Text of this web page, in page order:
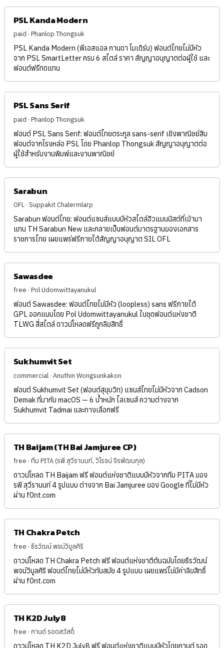
PSL Kanda Modern
paid · Phanlop Thongsuk
PSL Kanda Modern (พีเอสแอล กานดา โมเดิร์น) ฟอนต์ไทยไม่มีหัว
จาก PSL SmartLetter ครบ 6 สไตล์ ราคา สัญญาอนุญาตต่อผู้ใช้ และ
ฟอนต์ฟรีทดแทน
PSL Sans Serif
paid · Phanlop Thongsuk
ฟอนต์ PSL Sans Serif: ฟอนต์ไทยตระกูล sans-serif เชิงพาณิชย์สิบ
ฟอนต์จากโรงหล่อ PSL โดย Phanlop Thongsuk สัญญาอนุญาตต่อ
ผู้ใช้สำหรับงานพิมพ์และงานพาณิชย์
Sarabun
OFL · Suppakit Chalermlarp
Sarabun ฟอนต์ไทย: ฟอนต์แซนส์แบบมีหัวสไตล์ฮิวแมนนิสต์ที่เข้ามา
แทน TH Sarabun New และกลายเป็นฟอนต์มาตรฐานของเอกสาร
ราชการไทย เผยแพร่ฟรีภายใต้สัญญาอนุญาต SIL OFL
Sawasdee
free · Pol Udomwittayanukul
ฟอนต์ Sawasdee: ฟอนต์ไทยไม่มีหัว (loopless) sans ฟรีภายใต้
GPL ออกแบบโดย Pol Udomwittayanukul ในชุดฟอนต์แห่งชาติ
TLWG สี่สไตล์ ดาวน์โหลดฟรีถูกลิขสิทธิ์
Sukhumvit Set
commercial · Anuthin Wongsunkakon
ฟอนต์ Sukhumvit Set (ฟอนต์สุขุมวิท) แซนส์ไทยไม่มีหัวจาก Cadson
Demak ที่มากับ macOS — 6 น้ำหนัก ไลเซนส์ ความต่างจาก
Sukhumvit Tadmai และทางเลือกฟรี
TH Baijam (TH Bai Jamjuree CP)
free · ทีม PITA (รพี สุวีรานนท์, วิโรจน์ จิรพัฒนกุล)
ดาวน์โหลด TH Baijam ฟรี ฟอนต์แห่งชาติแบบมีหัวจากทีม PITA ของ
รพี สุวีรานนท์ 4 รูปแบบ ต่างจาก Bai Jamjuree ของ Google ที่ไม่มีหัว
ผ่าน f0nt.com
TH Chakra Petch
free · ธีรวัฒน์ พจน์วิบูลศิริ
ดาวน์โหลด TH Chakra Petch ฟรี ฟอนต์แห่งชาติต้นฉบับโดยธีรวัฒน์
พจน์วิบูลศิริ ฟอนต์ไทยไม่มีหัวทันสมัย 4 รูปแบบ เผยแพร่ไม่มีค่าลิขสิทธิ์
ผ่าน f0nt.com
TH K2D July8
free · กานต์ รอดสวัสดิ์
ดาวน์โหลด TH K2D July8 ฟรี ฟอนต์แห่งชาติแบบมีหัวโดยกานต์ รอด